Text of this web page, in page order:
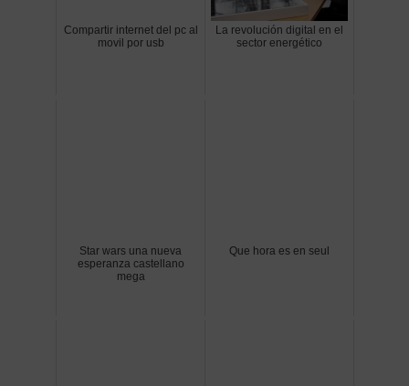
Compartir internet del pc al
movil por usb
La revolución digital en el
sector energético
Star wars una nueva
esperanza castellano
mega
Que hora es en seul